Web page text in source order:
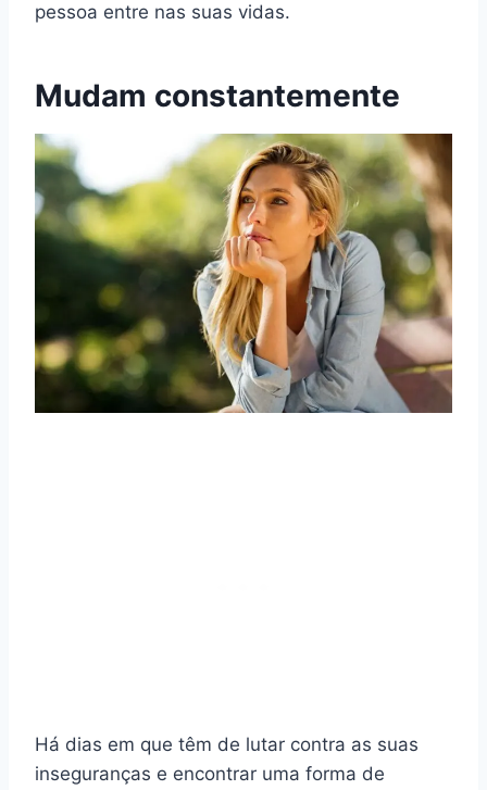
pessoa entre nas suas vidas.
Mudam constantemente
Há dias em que têm de lutar contra as suas
inseguranças e encontrar uma forma de